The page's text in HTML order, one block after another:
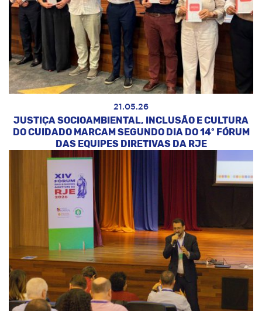
21.05.26
JUSTIÇA SOCIOAMBIENTAL, INCLUSÃO E CULTURA
DO CUIDADO MARCAM SEGUNDO DIA DO 14º FÓRUM
DAS EQUIPES DIRETIVAS DA RJE